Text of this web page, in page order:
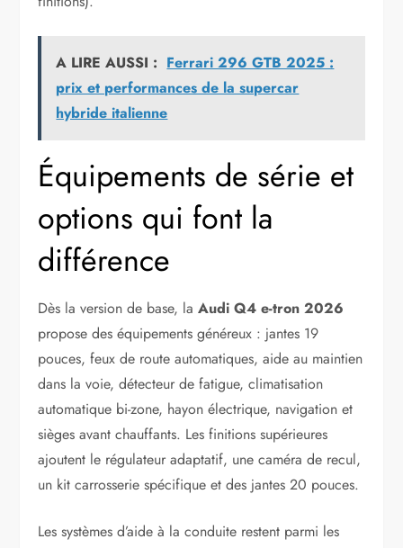
A LIRE AUSSI : Ferrari 296 GTB 2025 :
prix et performances de la supercar
hybride italienne
Équipements de série et
options qui font la
différence
Dès la version de base, laAudi Q4 e-tron 2026
propose des équipements généreux : jantes 19
pouces, feux de route automatiques, aide au maintien
dans la voie, détecteur de fatigue, climatisation
automatique bi-zone, hayon électrique, navigation et
sièges avant chauffants. Les finitions supérieures
ajoutent le régulateur adaptatif, une caméra de recul,
un kit carrosserie spécifique et des jantes 20 pouces.
Les systèmes d’aide à la conduite restent parmi les